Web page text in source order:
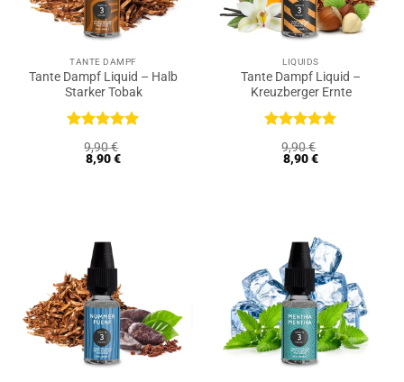
TANTE DAMPF
Tante Dampf Liquid – Halb
Starker Tobak
Bewertet
mit5von
9,90€
8,90€
LIQUIDS
Tante Dampf Liquid –
Kreuzberger Ernte
Bewertet
mit5von
9,90€
8,90€